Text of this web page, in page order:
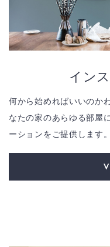
イン
何から始めればいいのか
なたの家のあらゆる部屋
ーションをご提供します。